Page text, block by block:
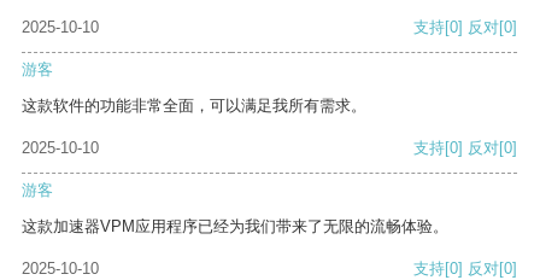
2025-10-10 支持[0] 反对[0]
游客
这款软件的功能非常全面，可以满足我所有需求。
2025-10-10 支持[0] 反对[0]
游客
这款加速器VPM应用程序已经为我们带来了无限的流畅体验。
2025-10-10 支持[0] 反对[0]